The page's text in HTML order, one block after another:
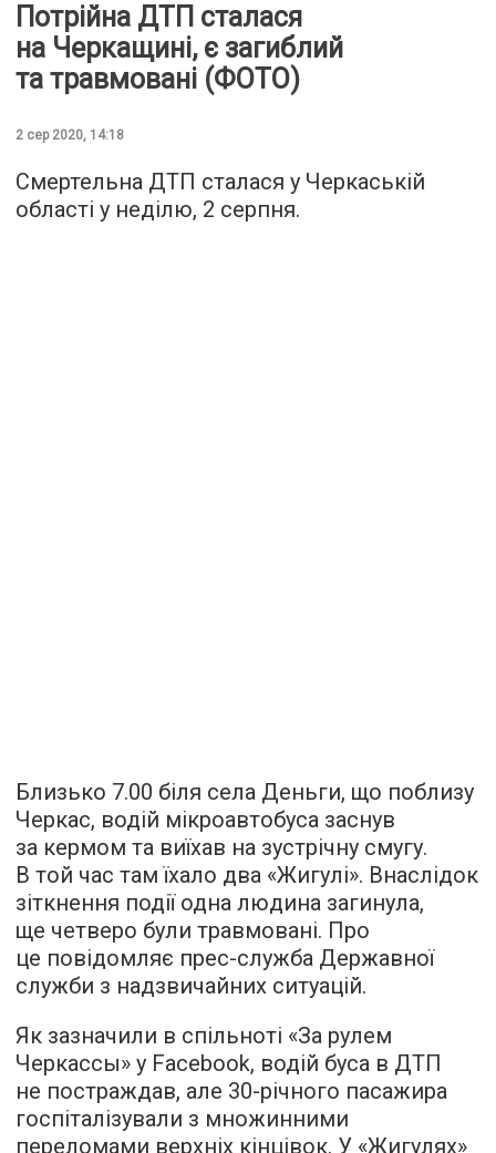
Потрійна ДТП сталася
на Черкащині, є загиблий
та травмовані (ФОТО)
2 сер 2020, 14:18
Смертельна ДТП сталася у Черкаській
області у неділю, 2 серпня.
Близько 7.00 біля села Деньги, що поблизу
Черкас, водій мікроавтобуса заснув
за кермом та виїхав на зустрічну смугу.
В той час там їхало два «Жигулі». Внаслідок
зіткнення події одна людина загинула,
ще четверо були травмовані. Про
це повідомляє прес-служба Державної
служби з надзвичайних ситуацій.
Як зазначили в спільноті «За рулем
Черкассы» у Facebook, водій буса в ДТП
не постраждав, але 30-річного пасажира
госпіталізували з множинними
переломами верхніх кінцівок. У «Жигулях»